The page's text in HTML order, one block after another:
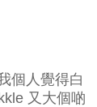
個人覺得白
又大個啲